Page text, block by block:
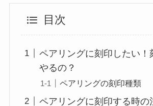
目次
ペアリングに刻印したい！
やるの？
ペアリングの刻印種類
ペアリングに刻印する時の